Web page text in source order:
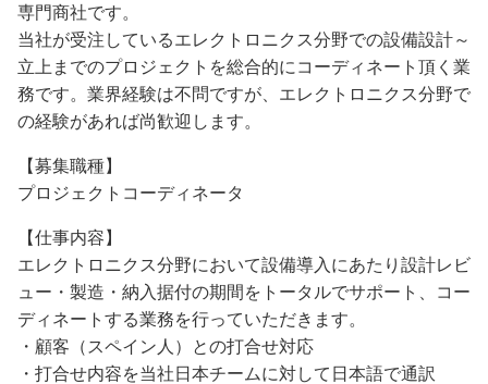
専門商社です。
当社が受注しているエレクトロニクス分野での設備設計～
立上までのプロジェクトを総合的にコーディネート頂く業
務です。業界経験は不問ですが、エレクトロニクス分野で
の経験があれば尚歓迎します。
【募集職種】
プロジェクトコーディネータ
【仕事内容】
エレクトロニクス分野において設備導入にあたり設計レビ
ュー・製造・納入据付の期間をトータルでサポート、コー
ディネートする業務を行っていただきます。
・顧客（スペイン人）との打合せ対応
・打合せ内容を当社日本チームに対して日本語で通訳